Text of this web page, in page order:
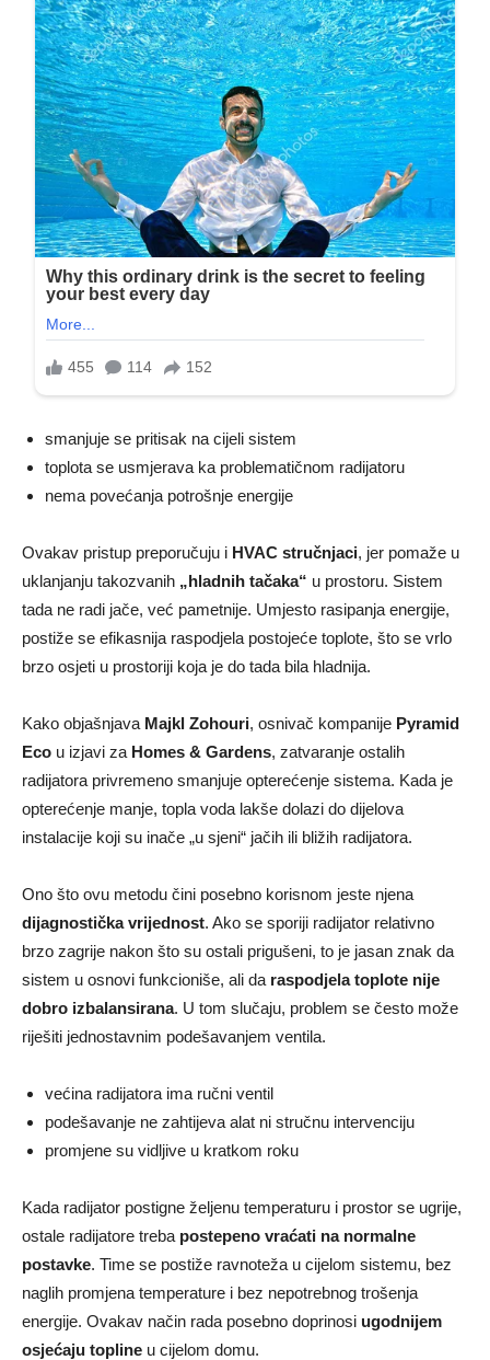
smanjuje se pritisak na cijeli sistem
toplota se usmjerava ka problematičnom radijatoru
nema povećanja potrošnje energije
Ovakav pristup preporučuju i HVAC stručnjaci, jer pomaže u
uklanjanju takozvanih „hladnih tačaka“ u prostoru. Sistem
tada ne radi jače, već pametnije. Umjesto rasipanja energije,
postiže se efikasnija raspodjela postojeće toplote, što se vrlo
brzo osjeti u prostoriji koja je do tada bila hladnija.
Kako objašnjava Majkl Zohouri, osnivač kompanije Pyramid
Eco u izjavi za Homes & Gardens, zatvaranje ostalih
radijatora privremeno smanjuje opterećenje sistema. Kada je
opterećenje manje, topla voda lakše dolazi do dijelova
instalacije koji su inače „u sjeni“ jačih ili bližih radijatora.
Ono što ovu metodu čini posebno korisnom jeste njena
dijagnostička vrijednost. Ako se sporiji radijator relativno
brzo zagrije nakon što su ostali prigušeni, to je jasan znak da
sistem u osnovi funkcioniše, ali da raspodjela toplote nije
dobro izbalansirana. U tom slučaju, problem se često može
riješiti jednostavnim podešavanjem ventila.
većina radijatora ima ručni ventil
podešavanje ne zahtijeva alat ni stručnu intervenciju
promjene su vidljive u kratkom roku
Kada radijator postigne željenu temperaturu i prostor se ugrije,
ostale radijatore treba postepeno vraćati na normalne
postavke. Time se postiže ravnoteža u cijelom sistemu, bez
naglih promjena temperature i bez nepotrebnog trošenja
energije. Ovakav način rada posebno doprinosi ugodnijem
osjećaju topline u cijelom domu.